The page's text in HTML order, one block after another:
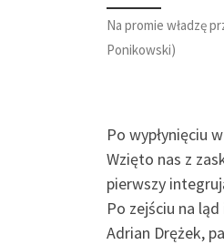
Na promie władzę
Ponikowski)
Po wypłynięciu
Wzięto nas z
pierwszy
Po zejściu na
Adrian Drężek,